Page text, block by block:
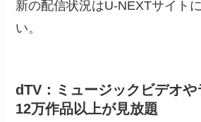
新の配信状況はU-NEXTサイト
い。
dTV：ミュージックビデオ
12万作品以上が見放題